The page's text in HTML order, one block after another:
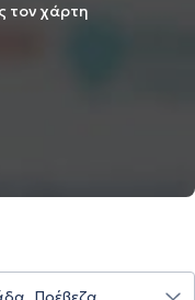
τον χάρτη